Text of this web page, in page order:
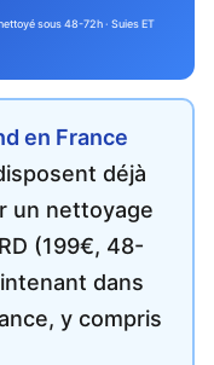
sous 48-72h · Suies ET
en France
déjà
un nettoyage
(199€, 48-
dans
y compris